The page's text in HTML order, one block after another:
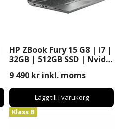
HP ZBook Fury 15 G8 | i7 |
32GB | 512GB SSD | Nvidia
Windows 11 Pro | 15,6″
9 490 kr inkl. moms
Lägg till i varukorg
Klass B